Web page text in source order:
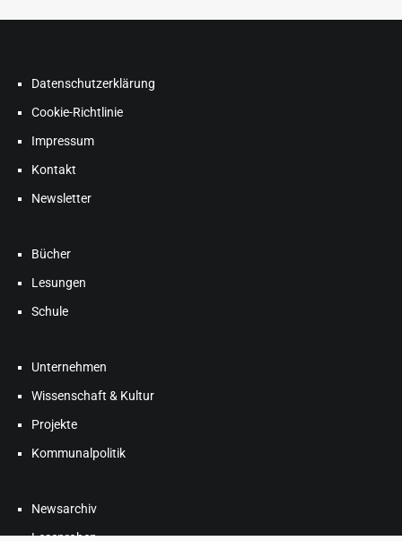
Datenschutzerklärung
Cookie-Richtlinie
Impressum
Kontakt
Newsletter
Bücher
Lesungen
Schule
Unternehmen
Wissenschaft & Kultur
Projekte
Kommunalpolitik
Newsarchiv
Leseproben